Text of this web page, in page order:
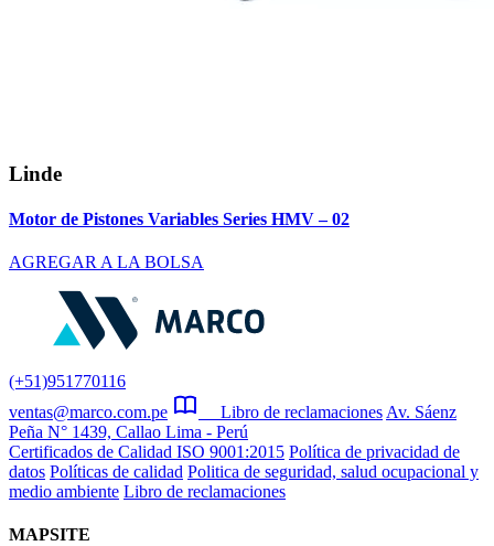
Linde
Motor de Pistones Variables Series HMV – 02
AGREGAR A LA BOLSA
(+51)951770116
ventas@marco.com.pe
Libro de reclamaciones Av. Sáenz
Peña N° 1439, Callao Lima - Perú
Certificados de Calidad ISO 9001:2015 Política de privacidad de
datos Políticas de calidad Politica de seguridad, salud ocupacional y
medio ambiente Libro de reclamaciones
MAPSITE